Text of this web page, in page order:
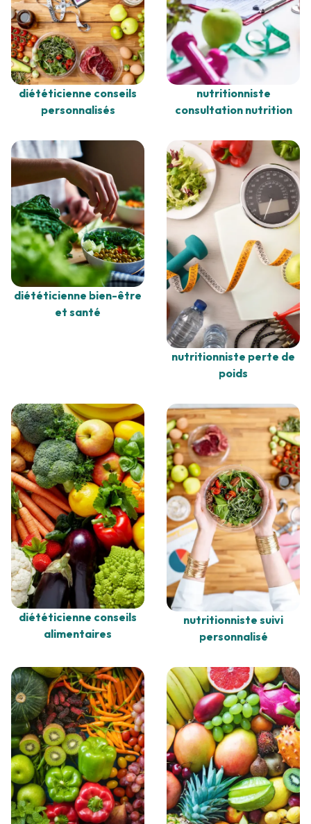
diététicienne conseils
personnalisés
nutritionniste
consultation nutrition
diététicienne bien-être
et santé
nutritionniste perte de
poids
diététicienne conseils
alimentaires
nutritionniste suivi
personnalisé